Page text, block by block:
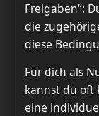
Freigaben“:
die
diese
Für dich als
kannst du oft
eine